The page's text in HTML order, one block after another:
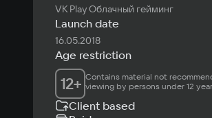
VK Play Облачный гейминг
Launch date
16.05.2018
Age restriction
12+ Contains material not
viewing by persons under 12
Client based